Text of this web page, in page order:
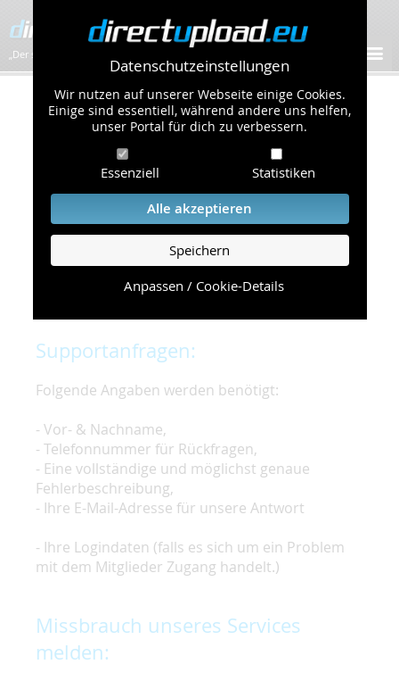
Datenschutzeinstellungen
Wir nutzen auf unserer Webseite einige Cookies.
Einige sind essentiell, während andere uns helfen,
unser Portal für dich zu verbessern.
Essenziell Statistiken
Alle akzeptieren
Speichern
Anpassen / Cookie-Details
„Der schnellste Bilder-Hoster im Web!”
Kontakt & Support
Um eine schnelle und unkomplizierte
Bearbeitung Ihres Problems zu gewährleisten,
bitten wir Sie,
folgende Punkte zu beachten und einzuhalten.
Die schnellste Hilfe finden Sie auf unserer
Seite, die die häufig gestellten Fragen
Supportanfragen:
Folgende Angaben werden benötigt:
- Vor- & Nachname,
- Telefonnummer für Rückfragen,
- Eine vollständige und möglichst genaue
Fehlerbeschreibung,
- Ihre E-Mail-Adresse für unsere Antwort
- Ihre Logindaten (falls es sich um ein Problem
mit dem Mitglieder Zugang handelt.)
Missbrauch unseres Services
melden: